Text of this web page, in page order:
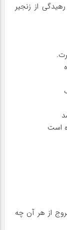
از زنجیر
است
از هر آن چه